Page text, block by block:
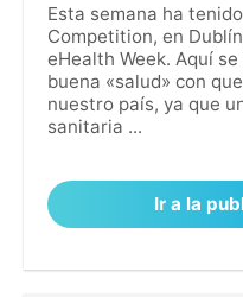
Esta semana ha
Competition, en
eHealth Week. Aquí
buena «salud» con
nuestro país, ya que
sanitaria ...
Ir a la